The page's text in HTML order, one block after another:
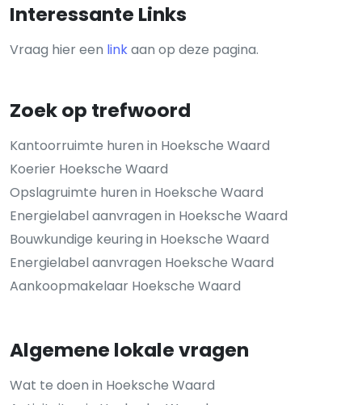
Interessante Links
Vraag hier een linkaan op deze pagina.
Zoek op trefwoord
Kantoorruimte huren in Hoeksche Waard
Koerier Hoeksche Waard
Opslagruimte huren in Hoeksche Waard
Energielabel aanvragen in Hoeksche Waard
Bouwkundige keuring in Hoeksche Waard
Energielabel aanvragen Hoeksche Waard
Aankoopmakelaar Hoeksche Waard
Algemene lokale vragen
Wat te doen in Hoeksche Waard